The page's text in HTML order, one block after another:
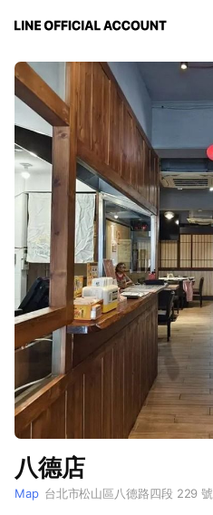
八德店
Map 台北市松山區八德路四段 229 號